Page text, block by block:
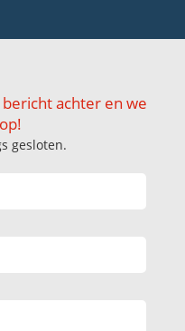
achter en we
gesloten.